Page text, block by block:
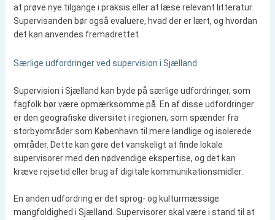
at prøve nye tilgange i praksis eller at læse relevant litteratur.
Supervisanden bør også evaluere, hvad der er lært, og hvordan
det kan anvendes fremadrettet.
Særlige udfordringer ved supervision i Sjælland
Supervision i Sjælland kan byde på særlige udfordringer, som
fagfolk bør være opmærksomme på. En af disse udfordringer
er den geografiske diversitet i regionen, som spænder fra
storbyområder som København til mere landlige og isolerede
områder. Dette kan gøre det vanskeligt at finde lokale
supervisorer med den nødvendige ekspertise, og det kan
kræve rejsetid eller brug af digitale kommunikationsmidler.
En anden udfordring er det sprog- og kulturmæssige
mangfoldighed i Sjælland. Supervisorer skal være i stand til at